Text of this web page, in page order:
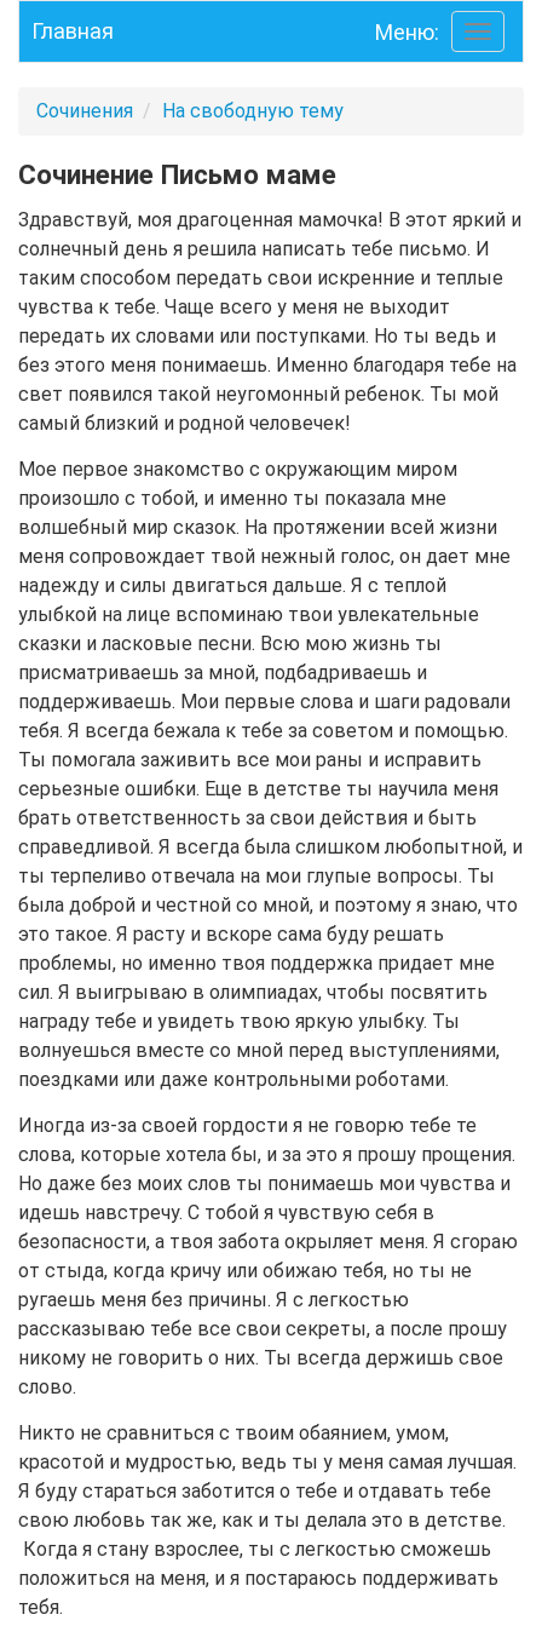
Toggle
Главная Меню:
Сочинения На свободную тему
Сочинение Письмо маме
Здравствуй, моя драгоценная мамочка! В этот яркий и
солнечный день я решила написать тебе письмо. И
таким способом передать свои искренние и теплые
чувства к тебе. Чаще всего у меня не выходит
передать их словами или поступками. Но ты ведь и
без этого меня понимаешь. Именно благодаря тебе на
свет появился такой неугомонный ребенок. Ты мой
самый близкий и родной человечек!
Мое первое знакомство с окружающим миром
произошло с тобой, и именно ты показала мне
волшебный мир сказок. На протяжении всей жизни
меня сопровождает твой нежный голос, он дает мне
надежду и силы двигаться дальше. Я с теплой
улыбкой на лице вспоминаю твои увлекательные
сказки и ласковые песни. Всю мою жизнь ты
присматриваешь за мной, подбадриваешь и
поддерживаешь. Мои первые слова и шаги радовали
тебя. Я всегда бежала к тебе за советом и помощью.
Ты помогала заживить все мои раны и исправить
серьезные ошибки. Еще в детстве ты научила меня
брать ответственность за свои действия и быть
справедливой. Я всегда была слишком любопытной, и
ты терпеливо отвечала на мои глупые вопросы. Ты
была доброй и честной со мной, и поэтому я знаю, что
это такое. Я расту и вскоре сама буду решать
проблемы, но именно твоя поддержка придает мне
сил. Я выигрываю в олимпиадах, чтобы посвятить
награду тебе и увидеть твою яркую улыбку. Ты
волнуешься вместе со мной перед выступлениями,
поездками или даже контрольными роботами.
Иногда из-за своей гордости я не говорю тебе те
слова, которые хотела бы, и за это я прошу прощения.
Но даже без моих слов ты понимаешь мои чувства и
идешь навстречу. С тобой я чувствую себя в
безопасности, а твоя забота окрыляет меня. Я сгораю
от стыда, когда кричу или обижаю тебя, но ты не
ругаешь меня без причины. Я с легкостью
рассказываю тебе все свои секреты, а после прошу
никому не говорить о них. Ты всегда держишь свое
слово.
Никто не сравниться с твоим обаянием, умом,
красотой и мудростью, ведь ты у меня самая лучшая.
Я буду стараться заботится о тебе и отдавать тебе
свою любовь так же, как и ты делала это в детстве.
Когда я стану взрослее, ты с легкостью сможешь
положиться на меня, и я постараюсь поддерживать
тебя.